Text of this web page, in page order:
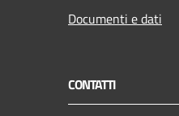
Documenti e dati
CONTATTI